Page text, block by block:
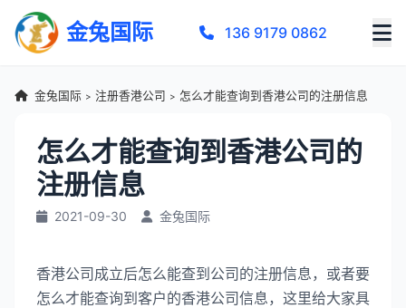
金兔国际 136 9179 0862
金兔国际 > 注册香港公司 > 怎么才能查询到香港公司的注册信息
怎么才能查询到香港公司的
注册信息
2021-09-30 金兔国际
香港公司成立后怎么能查到公司的注册信息，或者要
怎么才能查询到客户的香港公司信息，这里给大家具